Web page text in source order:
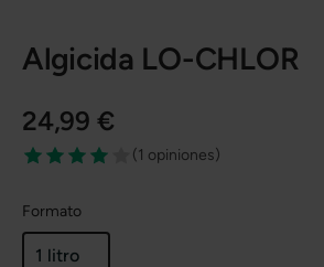
Algicida LO-CHLOR
24,99 €
(1 opiniones)
Formato
1 litro